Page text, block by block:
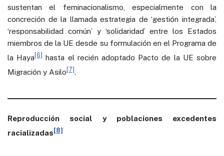
sustentan el feminacionalismo, especialmente con la
concreción de la llamada estrategia de ‘gestión integrada’,
‘responsabilidad común’ y ‘solidaridad’ entre los Estados
miembros de la UE desde su formulación en el Programa de
la Haya[6]hasta el recién adoptado Pacto de la UE sobre
Migración y Asilo[7].
Reproducción social y poblaciones excedentes
racializadas[8]